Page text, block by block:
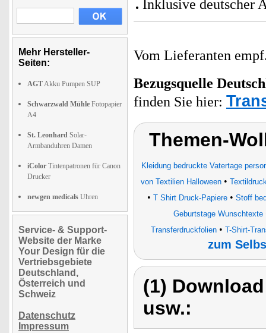
Mehr Hersteller-
Seiten:
AGTAkku Pumpen SUP
Schwarzwald Mühle Fotopapier
A4
St. Leonhard Solar-
Armbanduhren Damen
iColor Tintenpatronen für Canon
Drucker
newgen medicals Uhren
Service- & Support-
Website der Marke
Your Design für die
Vertriebsgebiete
Deutschland,
Österreich und
Schweiz
Datenschutz
Impressum
Inklusive deutscher
Vom Lieferanten
Bezugsquelle
finden Sie hier:
Themen-
Kleidung bedruckte Vatertage
von Textilien Halloween•
• T Shirt Druck-Papiere • Stoff
Geburtstage Wunschtexte
Transferdruckfolien• T-Shirt-
zum
(1)
usw.: